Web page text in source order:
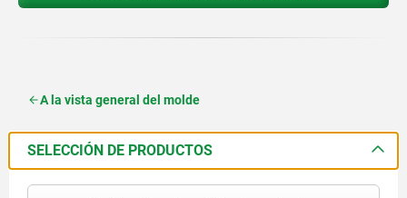
A la vista general del molde
SELECCIÓN DE PRODUCTOS